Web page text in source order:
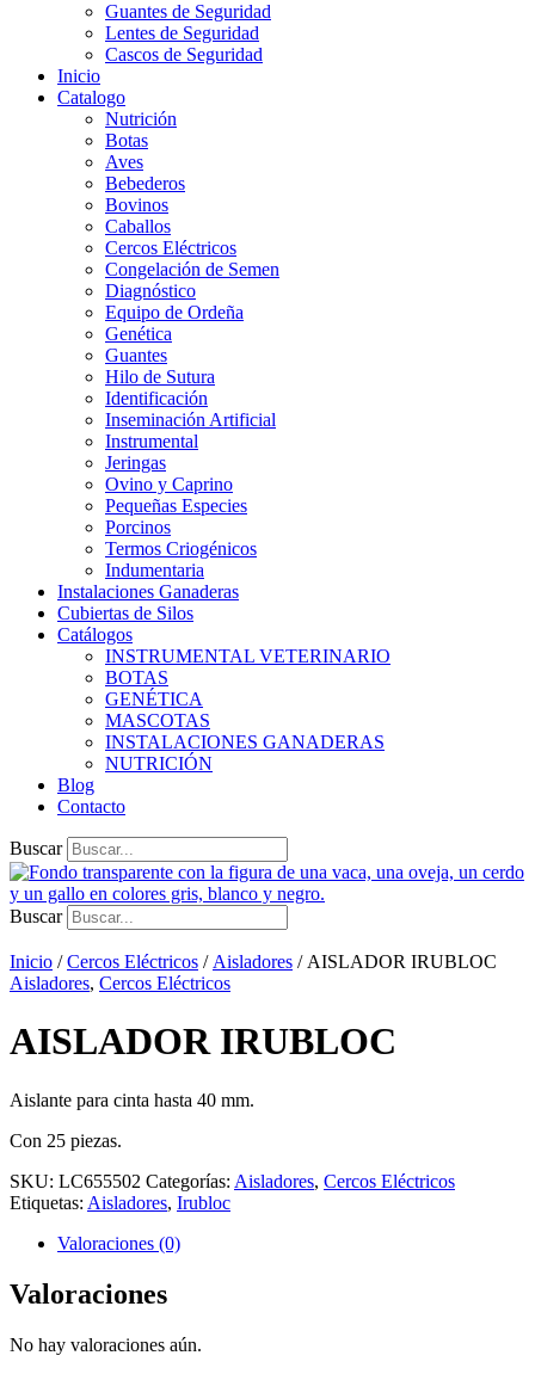
Guantes de Seguridad
Lentes de Seguridad
Cascos de Seguridad
Inicio
Catalogo
Nutrición
Botas
Aves
Bebederos
Bovinos
Caballos
Cercos Eléctricos
Congelación de Semen
Diagnóstico
Equipo de Ordeña
Genética
Guantes
Hilo de Sutura
Identificación
Inseminación Artificial
Instrumental
Jeringas
Ovino y Caprino
Pequeñas Especies
Porcinos
Termos Criogénicos
Indumentaria
Instalaciones Ganaderas
Cubiertas de Silos
Catálogos
INSTRUMENTAL VETERINARIO
BOTAS
GENÉTICA
MASCOTAS
INSTALACIONES GANADERAS
NUTRICIÓN
Blog
Contacto
Buscar
Buscar
Inicio /Cercos Eléctricos / Aisladores / AISLADOR IRUBLOC
Aisladores, Cercos Eléctricos
AISLADOR IRUBLOC
Aislante para cinta hasta 40 mm.
Con 25 piezas.
SKU: LC655502 Categorías: Aisladores, Cercos Eléctricos
Etiquetas: Aisladores, Irubloc
Valoraciones (0)
Valoraciones
No hay valoraciones aún.